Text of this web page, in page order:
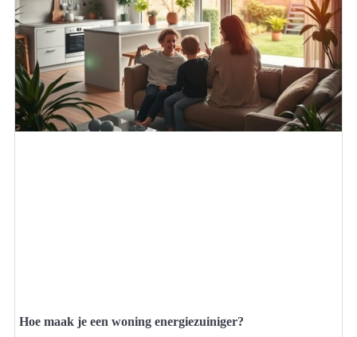
Hoe maak je een woning energiezuiniger?